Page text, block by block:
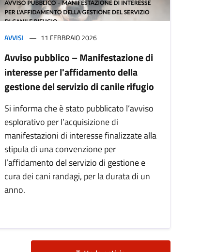
AVVISI 11 FEBBRAIO 2026
Avviso pubblico – Manifestazione di
interesse per l'affidamento della
gestione del servizio di canile rifugio
Si informa che è stato pubblicato l’avviso
esplorativo per l’acquisizione di
manifestazioni di interesse finalizzate alla
stipula di una convenzione per
l’affidamento del servizio di gestione e
cura dei cani randagi, per la durata di un
anno.